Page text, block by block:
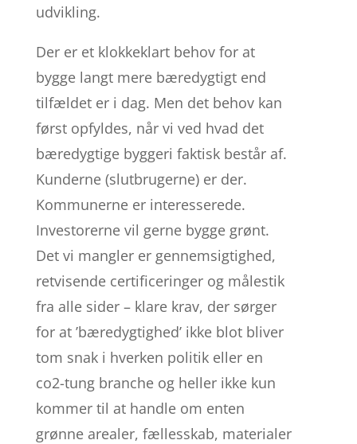
udvikling.
Der er et klokkeklart behov for at
bygge langt mere bæredygtigt end
tilfældet er i dag. Men det behov kan
først opfyldes, når vi ved hvad det
bæredygtige byggeri faktisk består af.
Kunderne (slutbrugerne) er der.
Kommunerne er interesserede.
Investorerne vil gerne bygge grønt.
Det vi mangler er gennemsigtighed,
retvisende certificeringer og målestik
fra alle sider – klare krav, der sørger
for at ’bæredygtighed’ ikke blot bliver
tom snak i hverken politik eller en
co2-tung branche og heller ikke kun
kommer til at handle om enten
grønne arealer, fællesskab, materialer